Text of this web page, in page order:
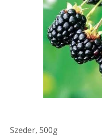
Szeder, 500g